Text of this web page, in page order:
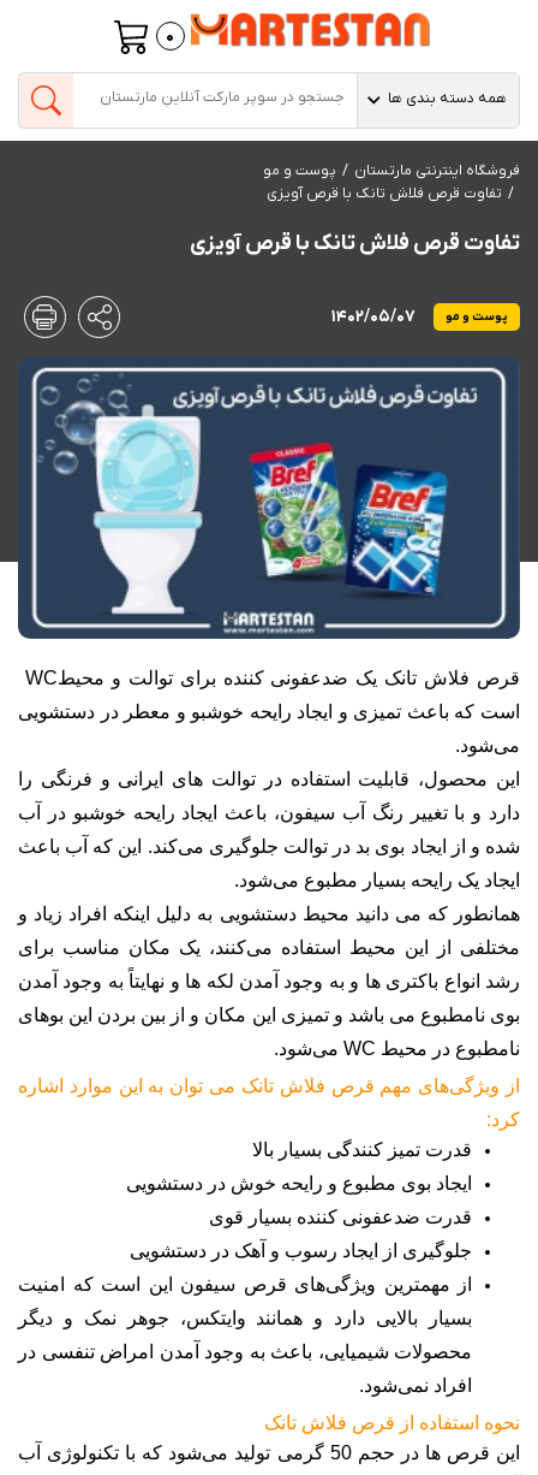
0
همه دسته بندی ها
فروشگاه اینترنتی مارتستان
پوست و مو
تفاوت قرص فلاش تانک با قرص آویزی
تفاوت قرص فلاش تانک با قرص آویزی
پوست و مو 1402/05/07
قرص فلاش تانک یک ضدعفونی کننده برای توالت و محیطWC
است که باعث تمیزی و ایجاد رایحه خوشبو و معطر در دستشویی
می‌شود.
این محصول، قابلیت استفاده در توالت های ایرانی و فرنگی را
دارد و با تغییر رنگ آب سیفون، باعث ایجاد رایحه خوشبو در آب
شده و از ایجاد بوی بد در توالت جلوگیری می‌کند. این که آب باعث
ایجاد یک رایحه بسیار مطبوع می‌شود.
همانطور که می دانید محیط دستشویی به دلیل اینکه افراد زیاد و
مختلفی از این محیط استفاده می‌کنند، یک مکان مناسب برای
رشد انواع باکتری ها و به وجود آمدن لکه ها و نهایتاً به وجود آمدن
بوی نامطبوع می باشد و تمیزی این مکان و از بین بردن این بوهای
نامطبوع در محیط WC می‌شود.
از ویژگی‌های مهم قرص فلاش تانک می توان به این موارد اشاره
کرد:
قدرت تمیز کنندگی بسیار بالا
ایجاد بوی مطبوع و رایحه خوش در دستشویی
قدرت ضدعفونی کننده بسیار قوی
جلوگیری از ایجاد رسوب و آهک در دستشویی
از مهمترین ویژگی‌های قرص سیفون این است که امنیت
بسیار بالایی دارد و همانند وایتکس، جوهر نمک و دیگر
محصولات شیمیایی، باعث به وجود آمدن امراض تنفسی در
افراد نمی‌شود.
نحوه استفاده از قرص فلاش تانک
این قرص ها در حجم 50 گرمی تولید می‌شود که با تکنولوژی آب